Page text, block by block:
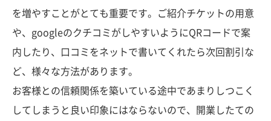
を増やすことがとても重要です。ご紹介チケットの用意
や、googleのクチコミがしやすいようにQRコードで案
内したり、口コミをネットで書いてくれたら次回割引な
ど、様々な方法があります。
お客様との信頼関係を築いている途中であまりしつこく
してしまうと良い印象にはならないので、開業したての